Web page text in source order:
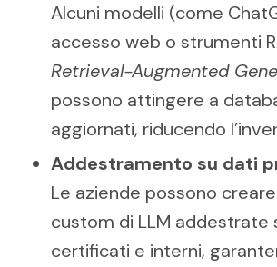
Alcuni modelli (come
accesso web o strumenti
Retrieval-Augmented
possono attingere a
aggiornati, riducendo
Addestramento su dati
Le aziende possono
custom di LLM addestrate
certificati e interni,